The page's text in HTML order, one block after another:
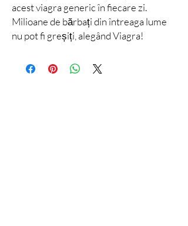
acest viagra generic în fiecare zi.
Milioane de bărbați din întreaga lume
nu pot fi greșiți, alegând Viagra!